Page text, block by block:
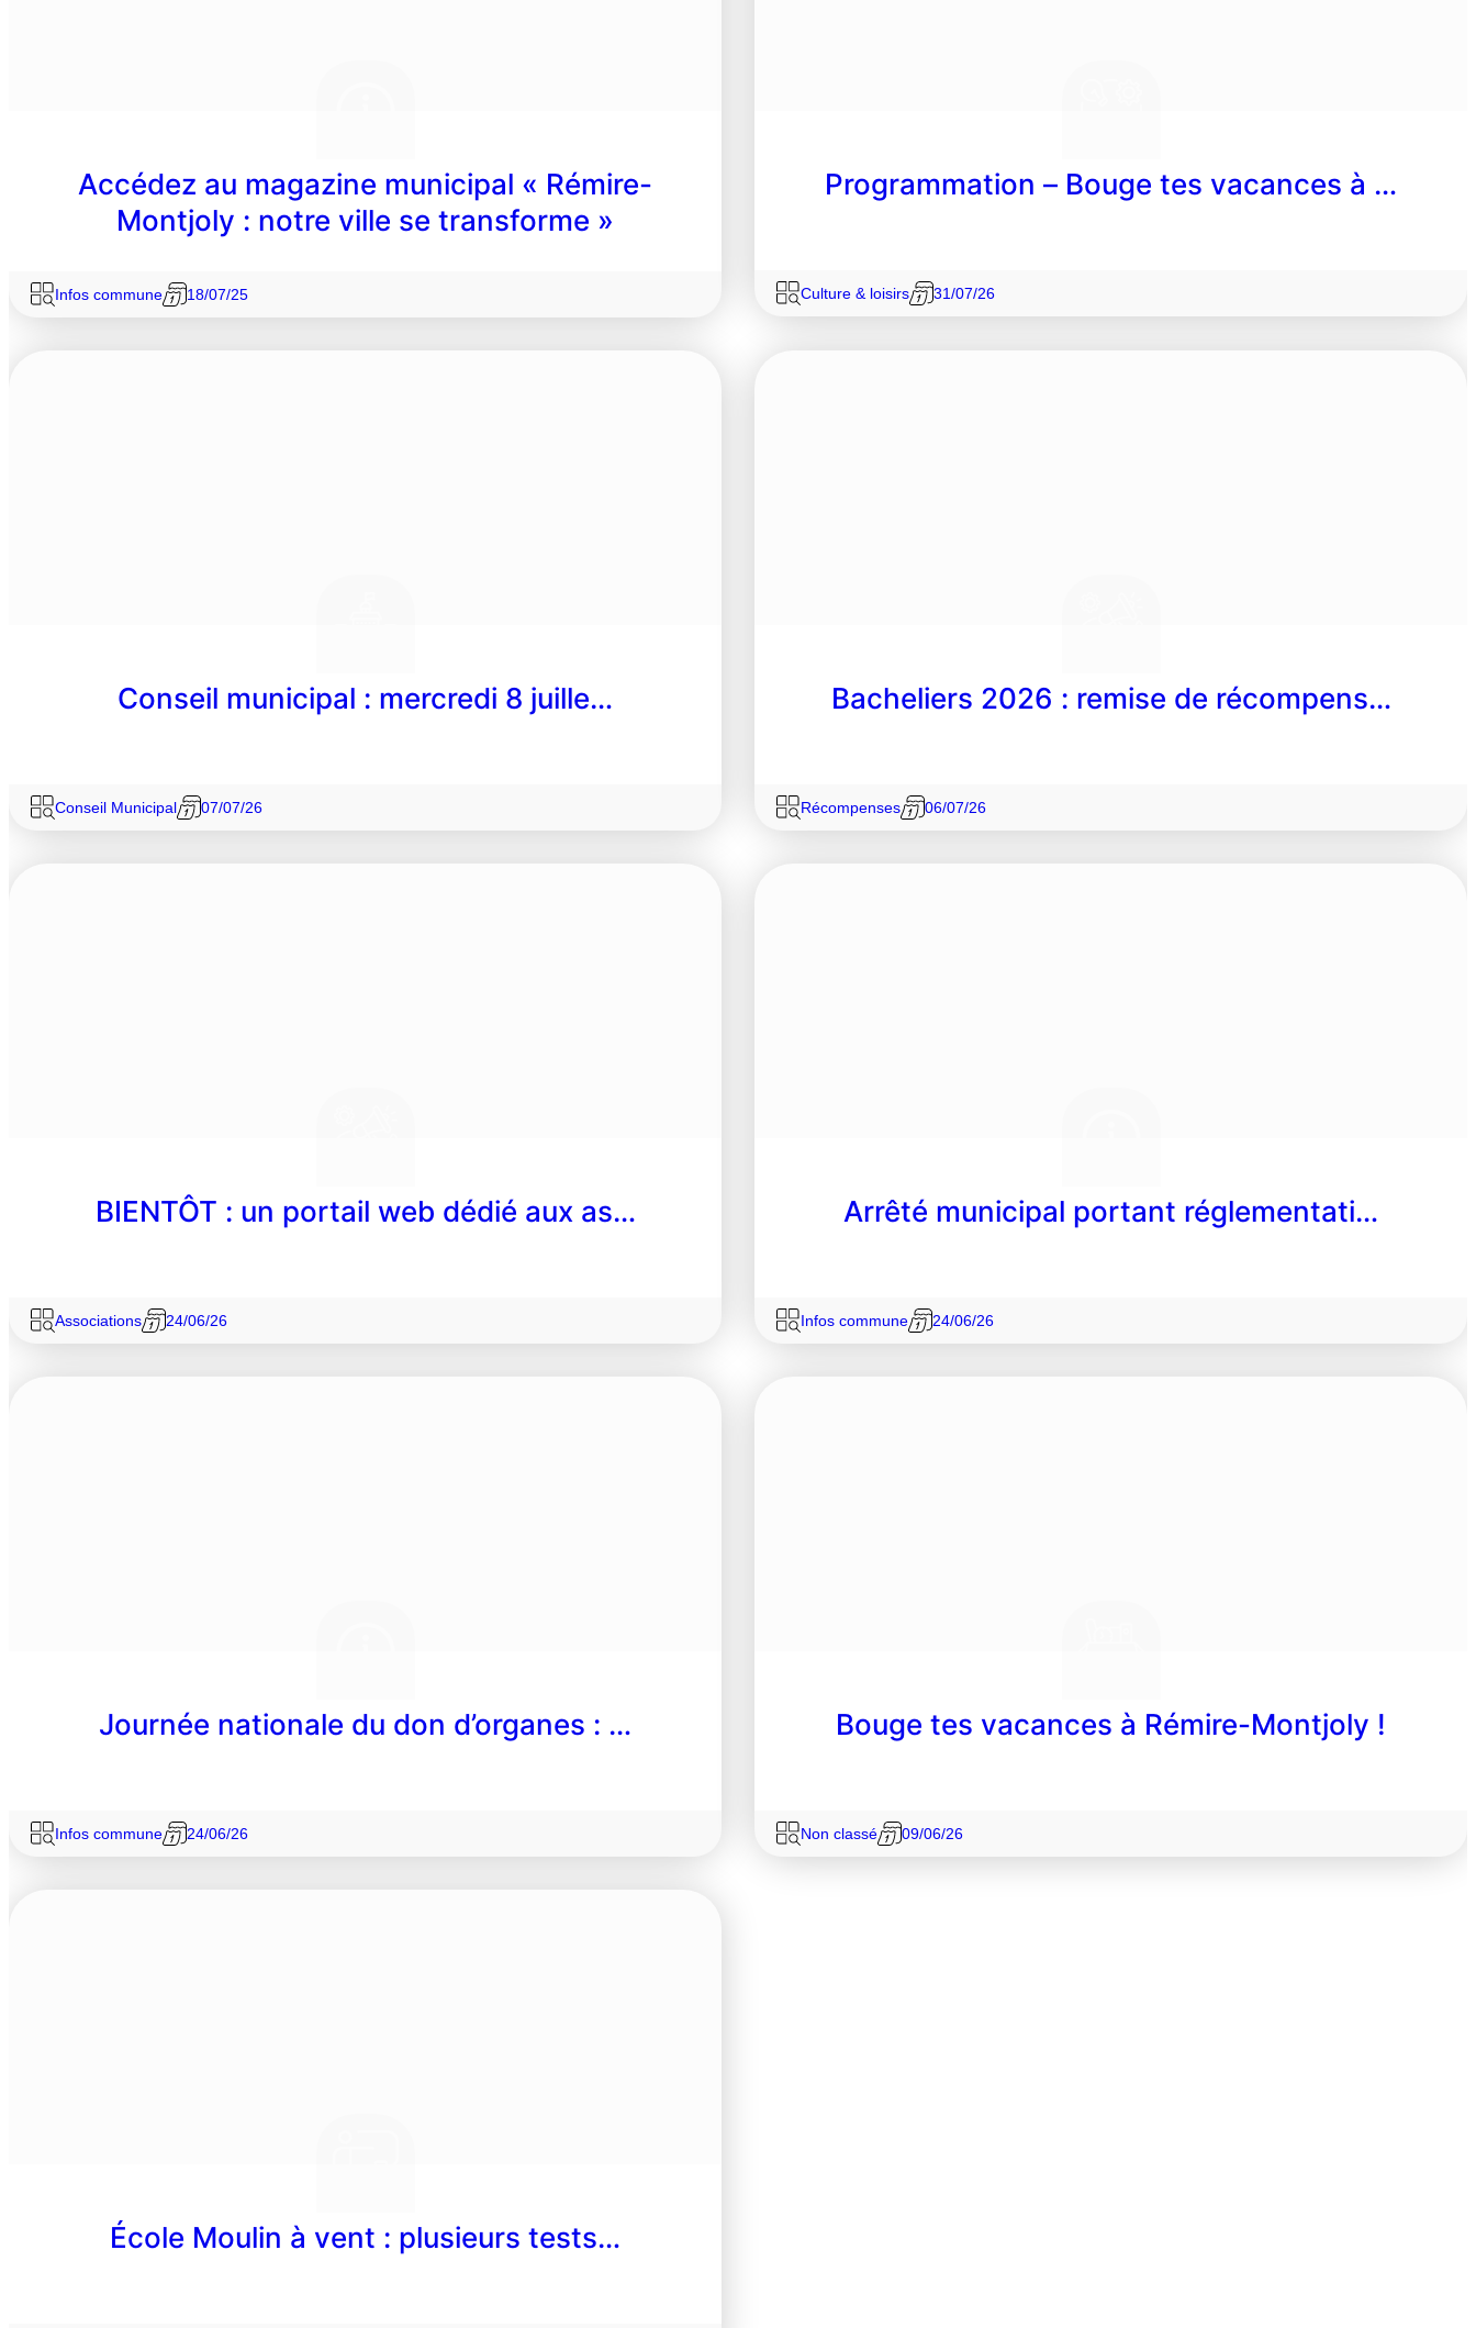
Accédez au magazine municipal « Rémire-
Montjoly : notre ville se transforme »
Infos commune 18/07/25
Programmation – Bouge tes vacances à …
Culture & loisirs 31/07/26
Conseil municipal : mercredi 8 juille…
Conseil Municipal 07/07/26
Bacheliers 2026 : remise de récompens…
Récompenses 06/07/26
BIENTÔT : un portail web dédié aux as…
Associations 24/06/26
Arrêté municipal portant réglementati…
Infos commune 24/06/26
Journée nationale du don d’organes : …
Infos commune 24/06/26
Bouge tes vacances à Rémire-Montjoly !
Non classé 09/06/26
École Moulin à vent : plusieurs tests…